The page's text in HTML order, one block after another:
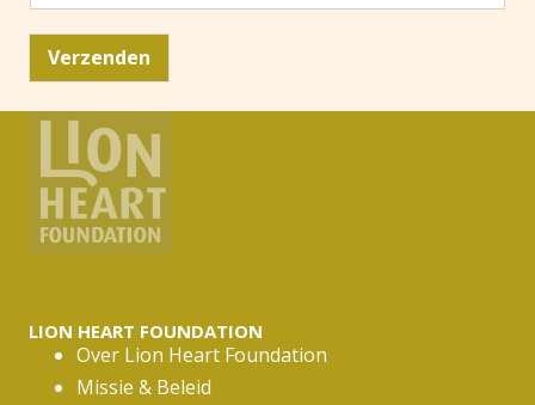
e
-
a
i
s
Verzenden
LION HEART FOUNDATION
Over Lion Heart Foundation
Missie & Beleid